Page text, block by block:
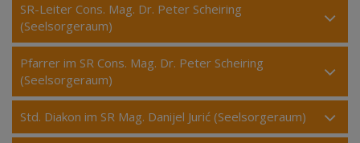
SR-Leiter Cons. Mag. Dr. Peter Scheiring
(Seelsorgeraum)
Pfarrer im SR Cons. Mag. Dr. Peter Scheiring
(Seelsorgeraum)
Std. Diakon im SR Mag. Danijel Jurić (Seelsorgeraum)